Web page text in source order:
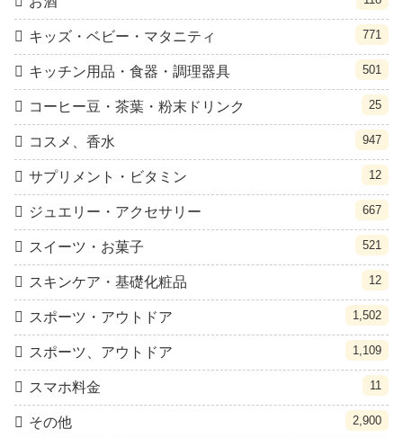
キッズ・ベビー・マタニティ 771
キッチン用品・食器・調理器具 501
コーヒー豆・茶葉・粉末ドリンク 25
コスメ、香水 947
サプリメント・ビタミン 12
ジュエリー・アクセサリー 667
スイーツ・お菓子 521
スキンケア・基礎化粧品 12
スポーツ・アウトドア 1,502
スポーツ、アウトドア 1,109
スマホ料金 11
その他 2,900